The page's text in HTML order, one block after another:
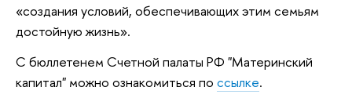
«создания условий, обеспечивающих этим семьям
достойную жизнь».
С бюллетенем Счетной палаты РФ "Материнский
капитал" можно ознакомиться по ссылке.